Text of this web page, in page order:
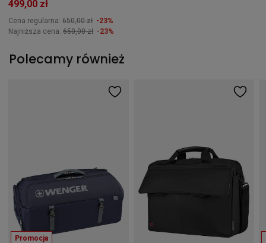
499,00 zł
Cena regularna: 650,00 zł -23%
Najniższa cena: 650,00 zł -23%
Polecamy również
Promocja